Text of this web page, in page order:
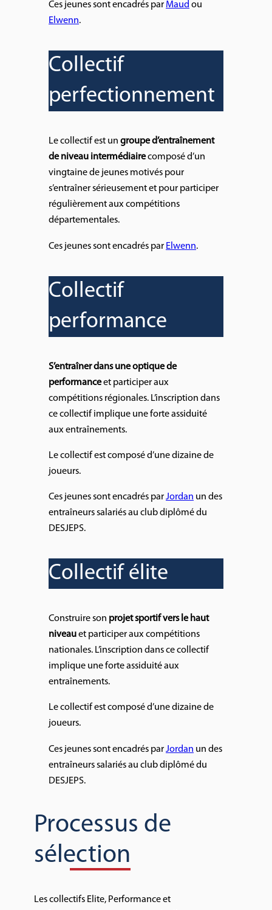
Ces jeunes sont encadrés par Maud ou
Elwenn.
Collectif
perfectionnement
Le collectif est un groupe d’entraînement
de niveau intermédiairecomposé d’un
vingtaine de jeunes motivés pour
s’entraîner sérieusement et pour participer
régulièrement aux compétitions
départementales.
Ces jeunes sont encadrés par Elwenn.
Collectif
performance
S’entraîner dans une optique de
performanceet participer aux
compétitions régionales. L’inscription dans
ce collectif implique une forte assiduité
aux entraînements.
Le collectif est composé d’une dizaine de
joueurs.
Ces jeunes sont encadrés parJordan un des
entraîneurs salariés au club diplômé du
DESJEPS.
Collectif élite
Construire son projet sportif vers le haut
niveauet participer aux compétitions
nationales. L’inscription dans ce collectif
implique une forte assiduité aux
entraînements.
Le collectif est composé d’une dizaine de
joueurs.
Ces jeunes sont encadrés parJordan un des
entraîneurs salariés au club diplômé du
DESJEPS.
Processus de
sélection
Les collectifs Elite, Performance et